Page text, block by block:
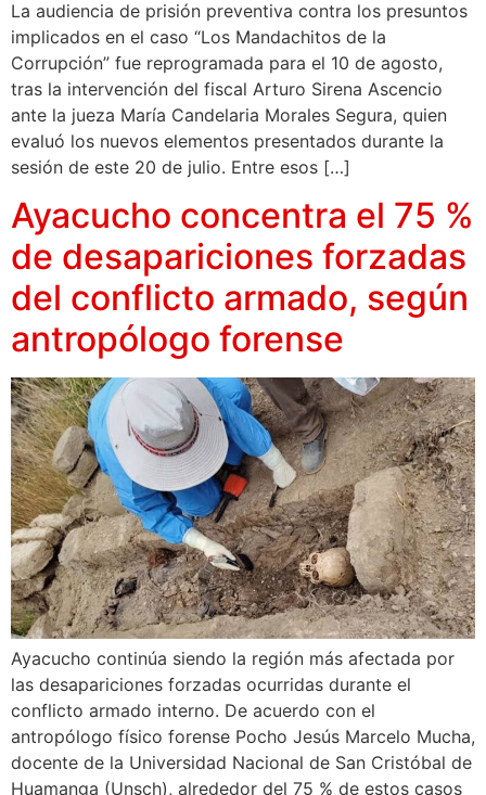
La audiencia de prisión preventiva contra los presuntos
implicados en el caso “Los Mandachitos de la
Corrupción” fue reprogramada para el 10 de agosto,
tras la intervención del fiscal Arturo Sirena Ascencio
ante la jueza María Candelaria Morales Segura, quien
evaluó los nuevos elementos presentados durante la
sesión de este 20 de julio. Entre esos […]
Ayacucho concentra el 75 %
de desapariciones forzadas
del conflicto armado, según
antropólogo forense
Ayacucho continúa siendo la región más afectada por
las desapariciones forzadas ocurridas durante el
conflicto armado interno. De acuerdo con el
antropólogo físico forense Pocho Jesús Marcelo Mucha,
docente de la Universidad Nacional de San Cristóbal de
Huamanga (Unsch), alrededor del 75 % de estos casos